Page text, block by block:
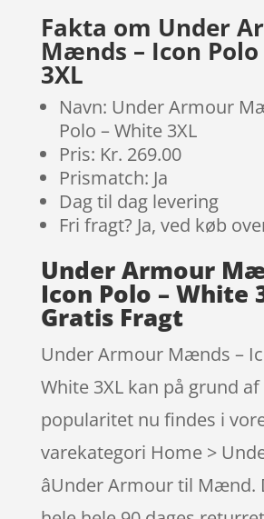
mmelser
Fakta om Under
Mænds – Icon
3XL
Navn: Under Armour
Polo – White 3XL
Pris: Kr. 269.00
Prismatch: Ja
Dag til dag levering
Fri fragt? Ja, ved køb
Under Armour
Icon Polo – White
Gratis Fragt
Under Armour Mænds –
White 3XL kan på grund
popularitet nu findes i
varekategori Home >
âUnder Armour til